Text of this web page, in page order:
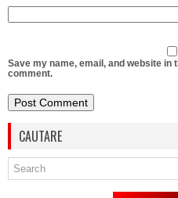
Save my name, email, and website in
comment.
CAUTARE